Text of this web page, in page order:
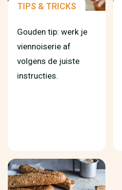
TIPS & TRICKS
Gouden tip: werk je
viennoiserie af
volgens de juiste
instructies.